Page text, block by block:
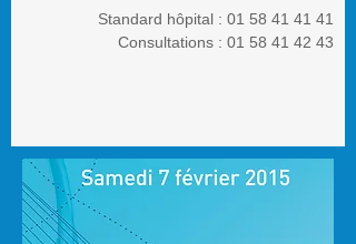
Standard hôpital : 01 58 41 41 41
Consultations : 01 58 41 42 43